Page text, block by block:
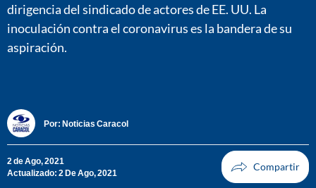
dirigencia del sindicado de actores de EE. UU. La
inoculación contra el coronavirus es la bandera de su
aspiración.
Por: Noticias Caracol
2 de Ago, 2021
Actualizado: 2 De Ago, 2021